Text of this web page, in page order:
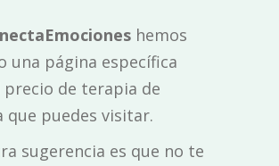
hemos
una página específica
precio de terapia de
que puedes visitar.
sugerencia es que no te